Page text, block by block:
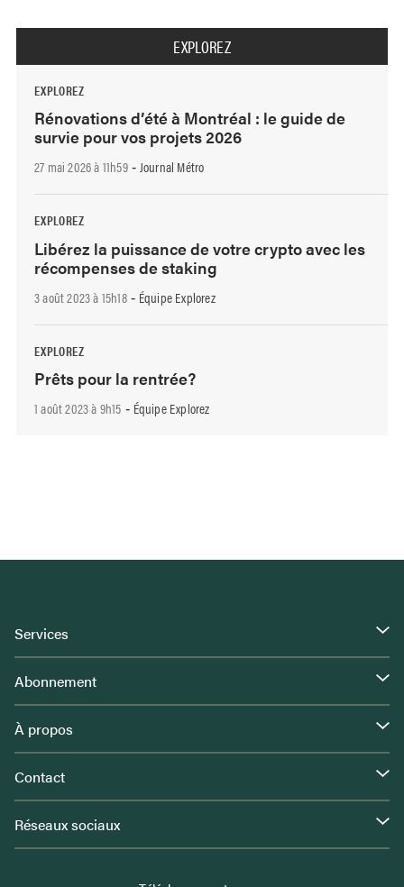
EXPLOREZ
EXPLOREZ
Rénovations d’été à Montréal : le guide de
survie pour vos projets 2026
27 mai 2026 à 11h59- Journal Métro
EXPLOREZ
Libérez la puissance de votre crypto avec les
récompenses de staking
3 août 2023 à 15h18- Équipe Explorez
EXPLOREZ
Prêts pour la rentrée?
1 août 2023 à 9h15 - Équipe Explorez
Services
Abonnement
À propos
Contact
Réseaux sociaux